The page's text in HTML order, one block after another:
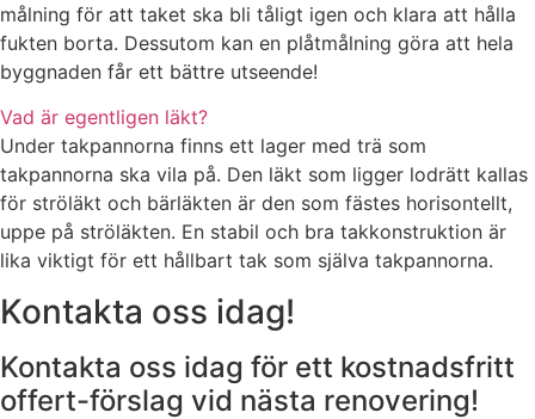
målning för att taket ska bli tåligt igen och klara att hålla
fukten borta. Dessutom kan en plåtmålning göra att hela
byggnaden får ett bättre utseende!
Vad är egentligen läkt?
Under takpannorna finns ett lager med trä som
takpannorna ska vila på. Den läkt som ligger lodrätt kallas
för ströläkt och bärläkten är den som fästes horisontellt,
uppe på ströläkten. En stabil och bra takkonstruktion är
lika viktigt för ett hållbart tak som själva takpannorna.
Kontakta oss idag!
Kontakta oss idag för ett kostnadsfritt
offert-förslag vid nästa renovering!